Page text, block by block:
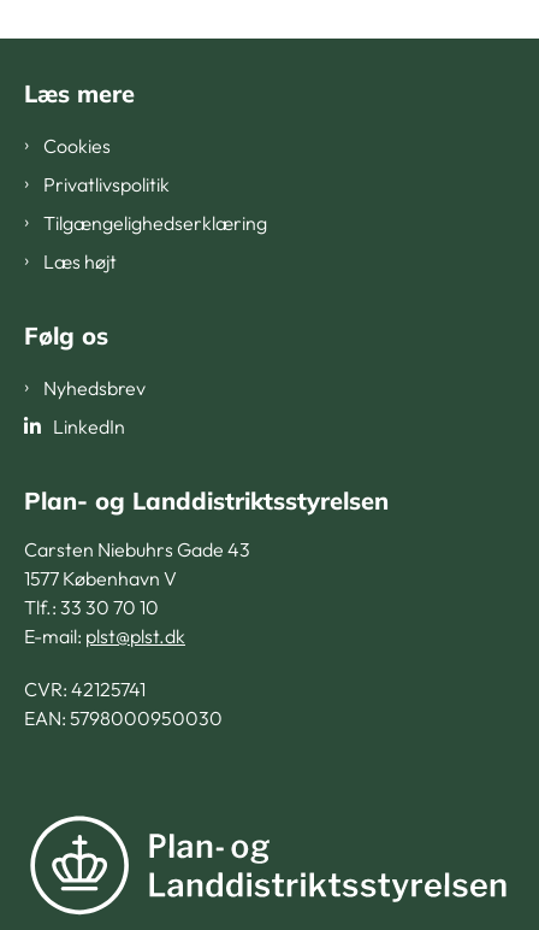
Læs mere
Cookies
Privatlivspolitik
Tilgængelighedserklæring
Læs højt
Følg os
Nyhedsbrev
LinkedIn
Plan- og Landdistriktsstyrelsen
Carsten Niebuhrs Gade 43
1577 København V
Tlf.: 33 30 70 10
E-mail: plst@plst.dk
CVR: 42125741
EAN: 5798000950030